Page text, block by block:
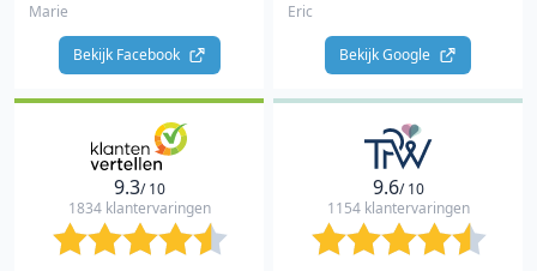
Marie
Bekijk Facebook
Eric
Bekijk Google
9.3/ 10
1834 klantervaringen
9.6/ 10
1154 klantervaringen